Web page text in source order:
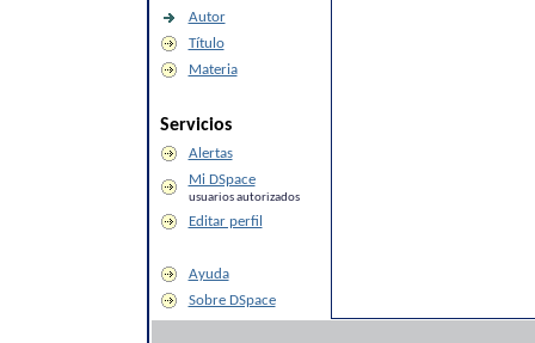
Autor
Título
Materia
Servicios
Alertas
Mi DSpace
usuarios autorizados
Editar perfil
Ayuda
Sobre DSpace